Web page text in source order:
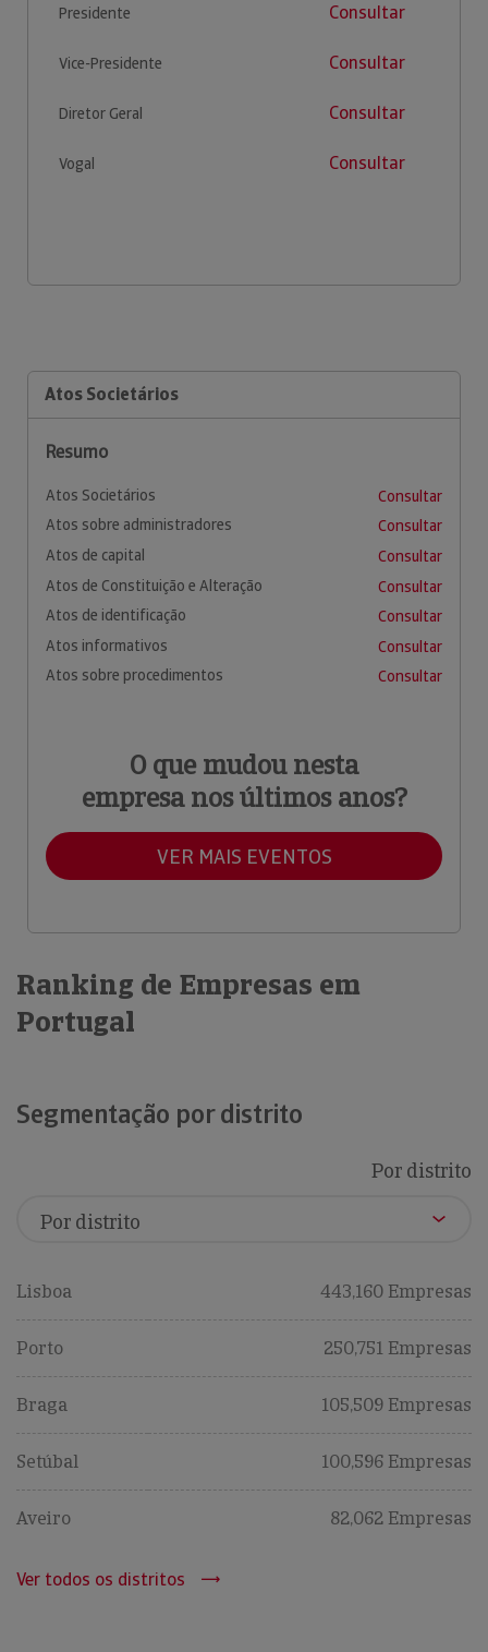
Presidente Consultar
Vice-Presidente Consultar
Diretor Geral Consultar
Vogal Consultar
Atos Societários
Resumo
Atos Societários
Consultar
Atos sobre administradores
Consultar
Atos de capital
Consultar
Atos de Constituição e Alteração
Consultar
Atos de identificação
Consultar
Atos informativos
Consultar
Atos sobre procedimentos
Consultar
O que mudou nesta
empresa nos últimos anos?
VER MAIS EVENTOS
Ranking de Empresas em
Portugal
Segmentação por distrito
Por distrito
Lisboa 443,160 Empresas
Porto 250,751 Empresas
Braga 105,509 Empresas
Setúbal 100,596 Empresas
Aveiro 82,062 Empresas
Ver todos os distritos